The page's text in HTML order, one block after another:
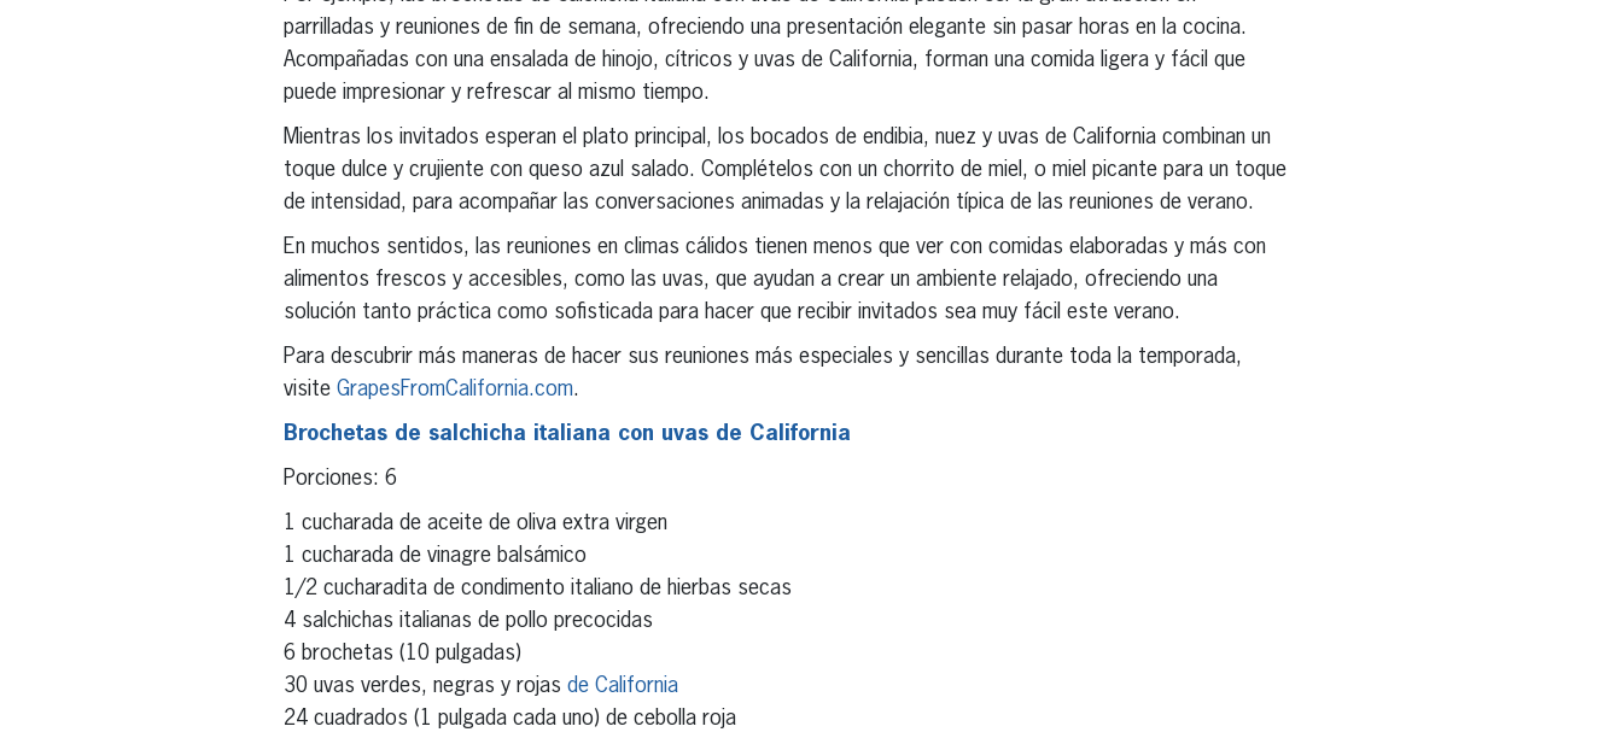
parrilladas y reuniones de fin de semana, ofreciendo una presentación elegante sin pasar horas en la cocina.
Acompañadas con una ensalada de hinojo, cítricos y uvas de California, forman una comida ligera y fácil que
puede impresionar y refrescar al mismo tiempo.
Mientras los invitados esperan el plato principal, los bocados de endibia, nuez y uvas de California combinan un
toque dulce y crujiente con queso azul salado. Complételos con un chorrito de miel, o miel picante para un toque
de intensidad, para acompañar las conversaciones animadas y la relajación típica de las reuniones de verano.
En muchos sentidos, las reuniones en climas cálidos tienen menos que ver con comidas elaboradas y más con
alimentos frescos y accesibles, como las uvas, que ayudan a crear un ambiente relajado, ofreciendo una
solución tanto práctica como sofisticada para hacer que recibir invitados sea muy fácil este verano.
Para descubrir más maneras de hacer sus reuniones más especiales y sencillas durante toda la temporada,
visite GrapesFromCalifornia.com.
Brochetas de salchicha italiana con uvas de California
Porciones: 6
1 cucharada de aceite de oliva extra virgen
1 cucharada de vinagre balsámico
1/2 cucharadita de condimento italiano de hierbas secas
4 salchichas italianas de pollo precocidas
6 brochetas (10 pulgadas)
30 uvas verdes, negras y rojas de California
24 cuadrados (1 pulgada cada uno) de cebolla roja